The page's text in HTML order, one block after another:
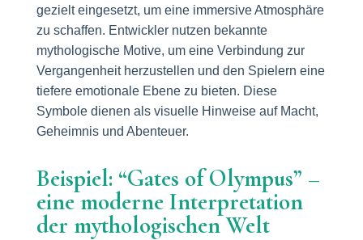
gezielt eingesetzt, um eine immersive Atmosphäre
zu schaffen. Entwickler nutzen bekannte
mythologische Motive, um eine Verbindung zur
Vergangenheit herzustellen und den Spielern eine
tiefere emotionale Ebene zu bieten. Diese
Symbole dienen als visuelle Hinweise auf Macht,
Geheimnis und Abenteuer.
Beispiel: “Gates of Olympus” –
eine moderne Interpretation
der mythologischen Welt